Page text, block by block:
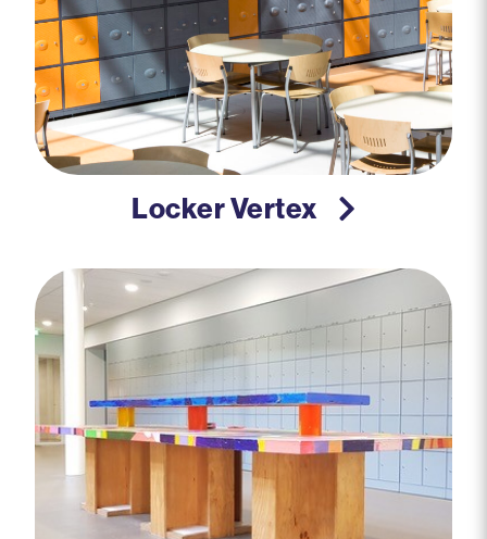
Locker Vertex